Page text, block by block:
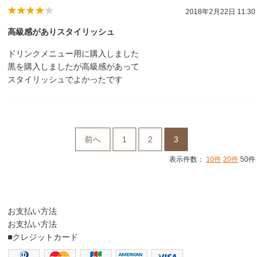
2018年2月22日 11:30
高級感がありスタイリッシュ
ドリンクメニュー用に購入しました
黒を購入しましたが高級感があって
スタイリッシュでよかったです
前へ 1 2 3
表示件数： 10件 20件50件
お支払い方法
お支払い方法
■クレジットカード